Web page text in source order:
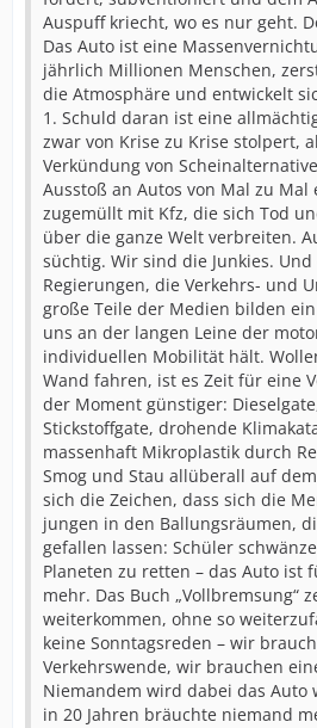
Auspuff kriecht, wo es nur geht.
Das Auto ist eine
jährlich Millionen Menschen,
die Atmosphäre und entwickelt
1. Schuld daran ist eine
zwar von Krise zu Krise stolpert,
Verkündung von
Ausstoß an Autos von Mal zu
zugemüllt mit Kfz, die sich Tod
über die ganze Welt verbreiten.
süchtig. Wir sind die Junkies.
Regierungen, die Verkehrs- und
große Teile der Medien bilden
uns an der langen Leine der
individuellen Mobilität hält.
Wand fahren, ist es Zeit für eine
der Moment günstiger:
Stickstoffgate, drohende
massenhaft Mikroplastik durch
Smog und Stau allüberall auf
sich die Zeichen, dass sich die
jungen in den Ballungsräumen,
gefallen lassen: Schüler
Planeten zu retten – das Auto ist
mehr. Das Buch „Vollbremsung“
weiterkommen, ohne so
keine Sonntagsreden – wir
Verkehrswende, wir brauchen
Niemandem wird dabei das Auto
in 20 Jahren bräuchte niemand